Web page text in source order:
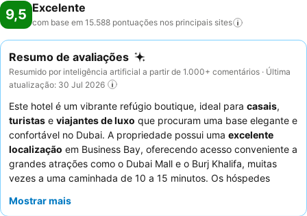
9,5 Excelente
com base em 15.588 pontuações nos principais sites
Resumo de avaliações
Resumido por inteligência artificial a partir de 1.000+ comentários · Última
atualização: 30 Jul 2026
Este hotel é um vibrante refúgio boutique, ideal para casais,
turistas e viajantes de luxo que procuram uma base elegante e
confortável no Dubai. A propriedade possui uma excelente
localização em Business Bay, oferecendo acesso conveniente a
grandes atrações como o Dubai Mall e o Burj Khalifa, muitas
vezes a uma caminhada de 10 a 15 minutos. Os hóspedes
24 horase da agradável piscina. O pessoal excecional e o
Mostrar mais